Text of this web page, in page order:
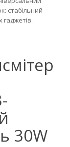
стабільний
гаджетів.
30W